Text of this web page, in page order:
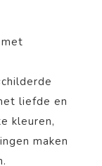
liefde en
kleuren,
maken